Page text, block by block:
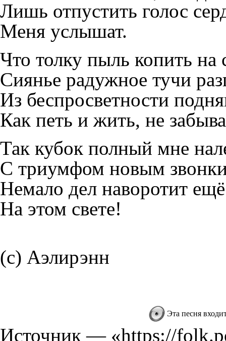
Лишь отпустить голос
Меня услышат.
Что толку пыль копить на
Сиянье радужное тучи
Из беспросветности
Как петь и жить, не
Так кубок полный мне
С триумфом новым
Немало дел наворотит
На этом свете!
(c) Аэлирэнн
Эта песня
Источник — «https://